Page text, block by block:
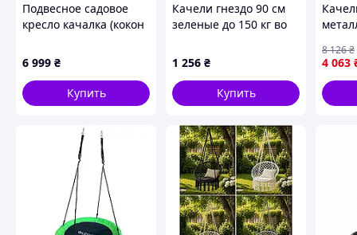
Подвесное садовое
кресло качалка (кокон
мягкой бежевой
подушкой, Черный
6 999 ₴
Купить
Качели гнездо 90 см
зеленые до 150 кг во
1 256 ₴
Купить
250кг,
для
4 063
8 126₴